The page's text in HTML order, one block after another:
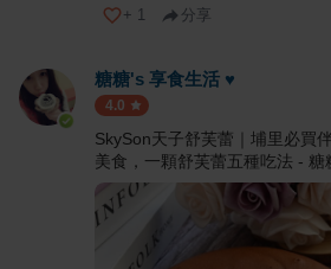
+ 1 分享
糖糖's 享食生活 ♥
4.0
SkySon天子舒芙蕾｜埔里必買
美食，一顆舒芙蕾五種吃法 - 糖